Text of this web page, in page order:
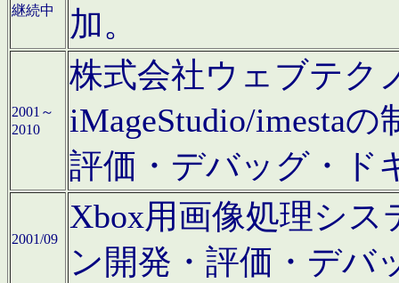
継続中
加。
2001～
2010
株式会社ウェブテク
iMageStudio/imesta
評価・デバッグ・ド
2001/09
Xbox用画像処理シ
ン開発・評価・デバ